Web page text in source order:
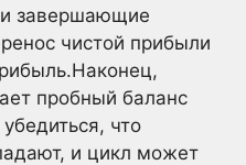
завершающие
чистой прибыли
пробный баланс
что
и цикл может